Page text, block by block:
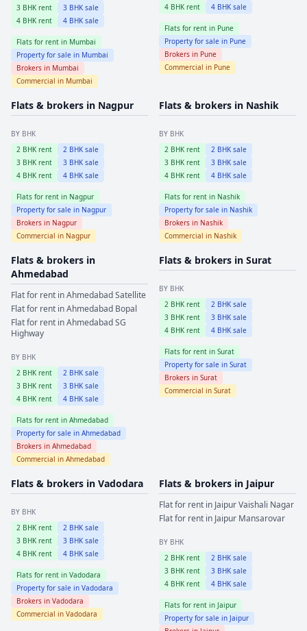
3 BHK rent 3 BHK sale
4 BHK rent 4 BHK sale
Flats for rent in Mumbai
Property for sale in Mumbai
Brokers in Mumbai
Commercial in Mumbai
4 BHK rent 4 BHK sale
Flats for rent in Pune
Property for sale in Pune
Brokers in Pune
Commercial in Pune
Flats & brokers in Nagpur
BY BHK
2 BHK rent 2 BHK sale
3 BHK rent 3 BHK sale
4 BHK rent 4 BHK sale
Flats for rent in Nagpur
Property for sale in Nagpur
Brokers in Nagpur
Commercial in Nagpur
Flats & brokers in Nashik
BY BHK
2 BHK rent 2 BHK sale
3 BHK rent 3 BHK sale
4 BHK rent 4 BHK sale
Flats for rent in Nashik
Property for sale in Nashik
Brokers in Nashik
Commercial in Nashik
Flats & brokers in
Ahmedabad
Flat for rent inAhmedabadSatellite
Flat for rent inAhmedabad Bopal
Flat for rent inAhmedabadSG
Highway
BY BHK
2 BHK rent 2 BHK sale
3 BHK rent 3 BHK sale
4 BHK rent 4 BHK sale
Flats for rent in Ahmedabad
Property for sale in Ahmedabad
Brokers in Ahmedabad
Commercial in Ahmedabad
Flats & brokers in Surat
BY BHK
2 BHK rent 2 BHK sale
3 BHK rent 3 BHK sale
4 BHK rent 4 BHK sale
Flats for rent in Surat
Property for sale in Surat
Brokers in Surat
Commercial in Surat
Flats & brokers in Vadodara
BY BHK
2 BHK rent 2 BHK sale
3 BHK rent 3 BHK sale
4 BHK rent 4 BHK sale
Flats for rent in Vadodara
Property for sale in Vadodara
Brokers in Vadodara
Commercial in Vadodara
Flats & brokers in Jaipur
Flat for rent in JaipurVaishali Nagar
Flat for rent in Jaipur Mansarovar
BY BHK
2 BHK rent 2 BHK sale
3 BHK rent 3 BHK sale
4 BHK rent 4 BHK sale
Flats for rent in Jaipur
Property for sale in Jaipur